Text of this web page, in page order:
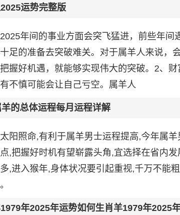
运势完整版
年间的事业方面会突飞猛进，前些年
足的准备去突破难关。对于属羊人来说，
握好机遇，就能够实现伟大的突破。2、
不慎可能会让自己亏空。属羊人
的总体运程每月运程详解
阳照命,有利于属羊男士运程提高,今年属
,把握好时机有望崭露头角,宜选择在省内
,进入猴年,身体状况要引起重视,千万不能
年2025年运势如何生肖羊1979年2025